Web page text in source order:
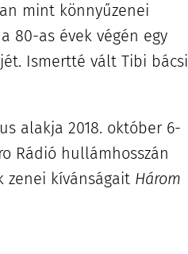
mint könnyűzenei
80-as évek végén egy
Ismertté vált Tibi bácsi
alakja 2018. október 6-
Rádió hullámhosszán
zenei kívánságait Három